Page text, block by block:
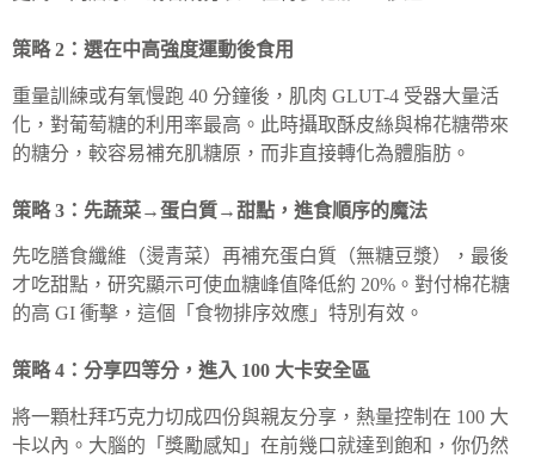
策略 2：選在中高強度運動後食用
重量訓練或有氧慢跑 40 分鐘後，肌肉 GLUT-4 受器大量活
化，對葡萄糖的利用率最高。此時攝取酥皮絲與棉花糖帶來
的糖分，較容易補充肌糖原，而非直接轉化為體脂肪。
策略 3：先蔬菜→蛋白質→甜點，進食順序的魔法
先吃膳食纖維（燙青菜）再補充蛋白質（無糖豆漿），最後
才吃甜點，研究顯示可使血糖峰值降低約 20%。對付棉花糖
的高 GI 衝擊，這個「食物排序效應」特別有效。
策略 4：分享四等分，進入 100 大卡安全區
將一顆杜拜巧克力切成四份與親友分享，熱量控制在 100 大
卡以內。大腦的「獎勵感知」在前幾口就達到飽和，你仍然